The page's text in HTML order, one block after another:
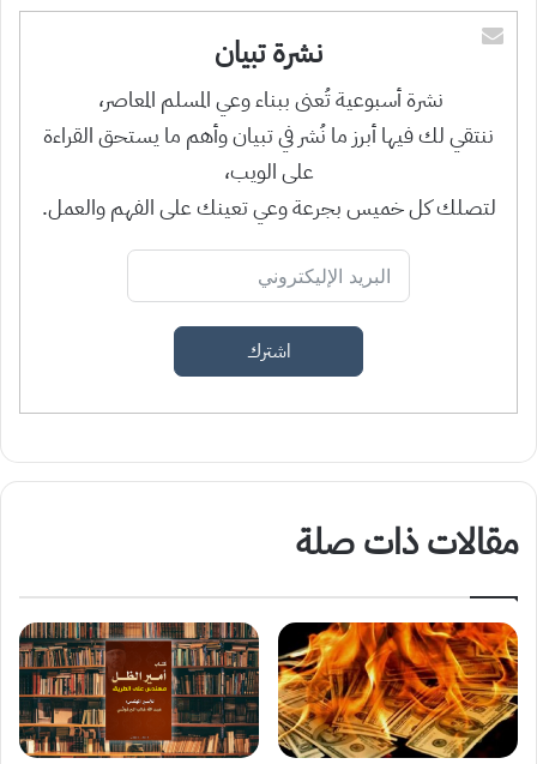
نشرة تبيان
نشرة أسبوعية تُعنى ببناء وعي المسلم المعاصر،
ننتقي لك فيها أبرز ما نُشر في تبيان وأهم ما يستحق القراءة
على الويب،
لتصلك كل خميس بجرعة وعي تعينك على الفهم والعمل.
اشترك
مقالات ذات صلة